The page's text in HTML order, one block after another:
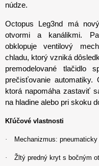
núdze.
Octopus Leg3nd má
otvormi a kanálikmi.
obklopuje ventilový
chladu, ktorý vzniká
premodelované tlačidlo
prečisťovanie automatiky.
ktorá napomáha zastaviť
na hladine alebo pri skoku
Kľúčové vlastnosti
· Mechanizmus:
· Žltý predný kryt s bočným